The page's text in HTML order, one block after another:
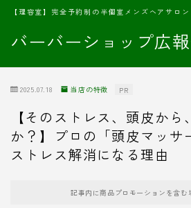
バーバーショップ広
【理容室】完全予約制の半個室メンズヘアサロン
2025.07.18 当店の特徴 PR
【そのストレス、頭皮か
か？】プロの「頭皮マッサ
ストレス解消になる理由
記事内に商品プロモーションを含む